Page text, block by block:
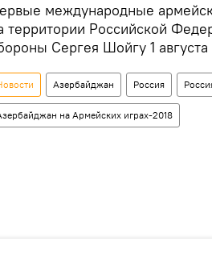
международные
территории Российской
Сергея Шойгу 1 августа
Азербайджан Россия
на Армейских играх-2018